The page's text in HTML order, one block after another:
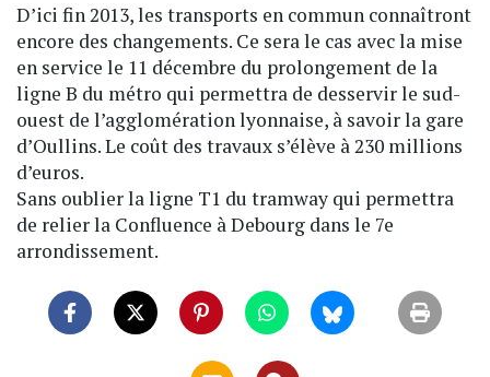
D’ici fin 2013, les transports en commun connaîtront
encore des changements. Ce sera le cas avec la mise
en service le 11 décembre du prolongement de la
ligne B du métro qui permettra de desservir le sud-
ouest de l’agglomération lyonnaise, à savoir la gare
d’Oullins. Le coût des travaux s’élève à 230 millions
d’euros.
Sans oublier la ligne T1 du tramway qui permettra
de relier la Confluence à Debourg dans le 7e
arrondissement.